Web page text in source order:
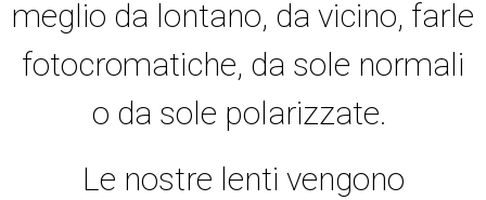
meglio da lontano, da vicino, farle
fotocromatiche, da sole normali
o da sole polarizzate.
Le nostre lenti vengono